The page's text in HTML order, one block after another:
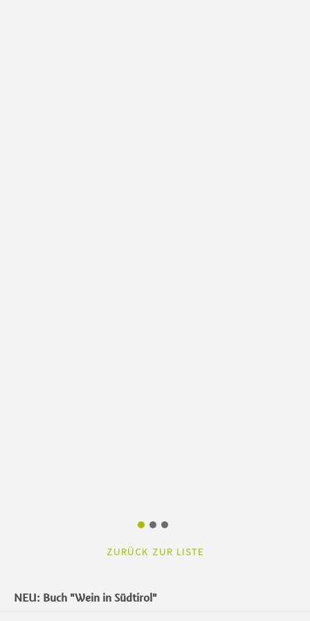
ZURÜCK ZUR LISTE
NEU: Buch "Wein in Südtirol"